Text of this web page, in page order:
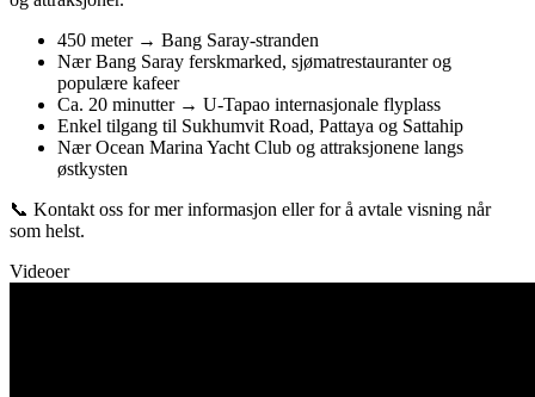
450 meter → Bang Saray-stranden
Nær Bang Saray ferskmarked, sjømatrestauranter og
populære kafeer
Ca. 20 minutter → U-Tapao internasjonale flyplass
Enkel tilgang til Sukhumvit Road, Pattaya og Sattahip
Nær Ocean Marina Yacht Club og attraksjonene langs
østkysten
📞 Kontakt oss for mer informasjon eller for å avtale visning når
som helst.
Videoer